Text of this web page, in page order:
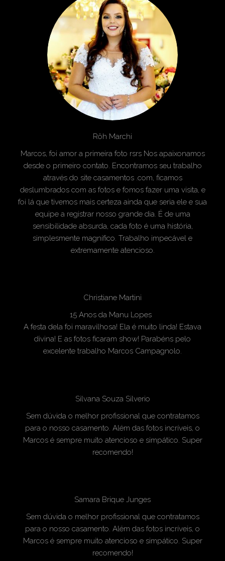
Rôh Marchi
Marcos, foi amor a primeira foto rsrs Nos apaixonamos
desde o primeiro contato. Encontramos seu trabalho
através do site casamentos .com, ficamos
deslumbrados com as fotos e fomos fazer uma visita, e
foi lá que tivemos mais certeza ainda que seria ele e sua
equipe a registrar nosso grande dia. É de uma
sensibilidade absurda, cada foto é uma história,
simplesmente magnífico. Trabalho impecável e
extremamente atencioso.
Christiane Martini
15 Anos da Manu Lopes
A festa dela foi maravilhosa! Ela é muito linda! Estava
divina! E as fotos ficaram show! Parabéns pelo
excelente trabalho Marcos Campagnolo.
Silvana Souza Silverio
Sem dúvida o melhor profissional que contratamos
para o nosso casamento. Além das fotos incríveis, o
Marcos é sempre muito atencioso e simpático. Super
recomendo!
Samara Brique Junges
Sem dúvida o melhor profissional que contratamos
para o nosso casamento. Além das fotos incríveis, o
Marcos é sempre muito atencioso e simpático. Super
recomendo!